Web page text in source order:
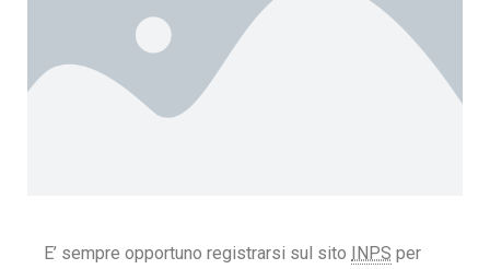
E’ sempre opportuno registrarsi sul sito INPS per